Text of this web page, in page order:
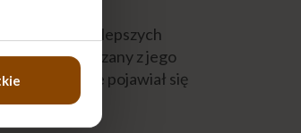
wsparcia w lepszych
ból związany z jego
będzie pojawiał się